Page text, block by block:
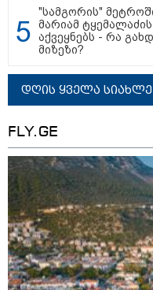
"სამგორის"
მარიამ
აქვეყნებს - რა
მიზეზი?
დღის ყველა სიახლე
FLY.GE